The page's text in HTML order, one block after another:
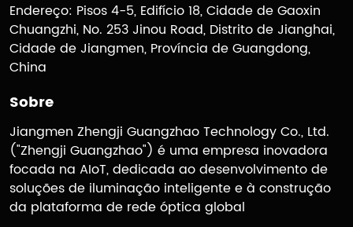
Endereço: Pisos 4-5, Edifício 18, Cidade de Gaoxin
Chuangzhi, No. 253 Jinou Road, Distrito de Jianghai,
Cidade de Jiangmen, Província de Guangdong,
China
Sobre
Jiangmen Zhengji Guangzhao Technology Co., Ltd.
("Zhengji Guangzhao") é uma empresa inovadora
focada na AIoT, dedicada ao desenvolvimento de
soluções de iluminação inteligente e à construção
da plataforma de rede óptica global